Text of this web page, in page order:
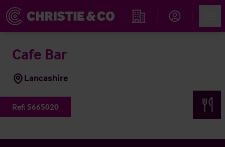
Propiedades
Cafe Bar
Lancashire
Ref: 5665020